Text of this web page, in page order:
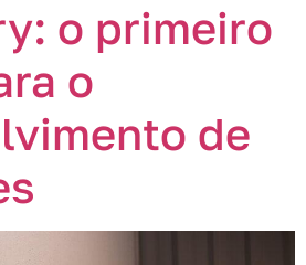
o primeiro
o
de